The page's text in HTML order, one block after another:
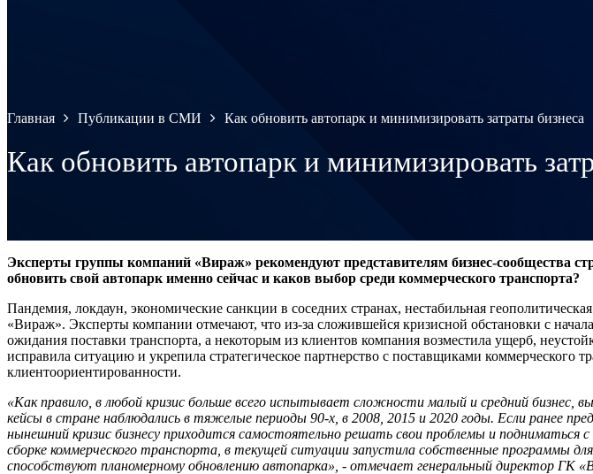
Главная Публикации в СМИ Как обновить автопарк и минимизировать затраты бизнеса
Как обновить автопарк и минимизировать
Эксперты группы компаний «Вираж» рекомендуют представителям бизнес-сообщества
обновить свой автопарк именно сейчас и каков выбор среди коммерческого транспорта?
Пандемия, локдаун, экономические санкции в соседних странах, нестабильная
«Вираж». Эксперты компании отмечают, что из-за сложившейся кризисной обстановки с
ожидания поставки транспорта, а некоторым из клиентов компания возместила ущерб,
исправила ситуацию и укрепила стратегическое партнерство с поставщиками коммерческого
клиентоориентированности.
«Как правило, в любой кризис больше всего испытывает сложности малый и средний
кейсы в стране наблюдались в тяжелые периоды 90-х, в 2008, 2015 и 2020 годы. Если ранее
нынешний кризис бизнесу приходится самостоятельно решать свои проблемы и
сборке коммерческого транспорта, в текущей ситуации запустила собственные программы
способствуют планомерному обновлению автопарка», - отмечает генеральный директор ГК